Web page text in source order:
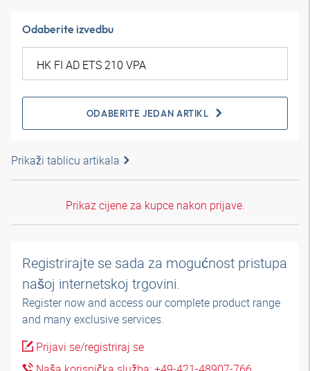
Odaberite izvedbu
ODABERITE JEDAN ARTIKL
Prikaži tablicu artikala
Prikaz cijene za kupce nakon prijave.
Registrirajte se sada za mogućnost pristupa
našoj internetskoj trgovini.
Register now and access our complete product range
and many exclusive services.
Prijavi se/registriraj se